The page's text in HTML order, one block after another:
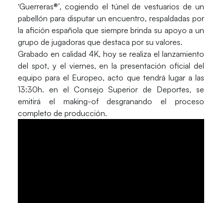
‘Guerreras®’, cogiendo el túnel de vestuarios de un
pabellón para disputar un encuentro, respaldadas por
la afición española que siempre brinda su apoyo a un
grupo de jugadoras que destaca por su valores.
Grabado en calidad 4K, hoy se realiza el lanzamiento
del spot, y el viernes, en la presentación oficial del
equipo para el Europeo, acto que tendrá lugar a las
13:30h. en el Consejo Superior de Deportes, se
emitirá el making-of desgranando el proceso
completo de producción.